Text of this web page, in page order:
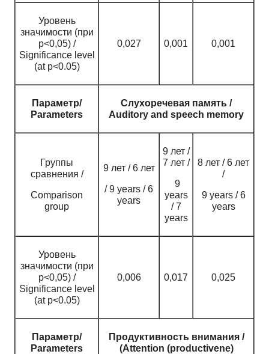
Уровень
значимости (при
p<0,05) /
Significance level
(at p<0.05)
0,027 0,001 0,001
Параметр/
Parameters
Слухоречевая память /
Auditory and speech memory
Группы
сравнения /
Comparison
group
9 лет / 6 лет
/ 9 years / 6
years
9 лет /
7 лет /
9
years
/ 7
years
8 лет / 6 лет
/
9 years / 6
years
Уровень
значимости (при
p<0,05) /
Significance level
(at p<0.05)
0,006 0,017 0,025
Параметр/
Parameters
Продуктивность внимания /
(Attention (productivene)